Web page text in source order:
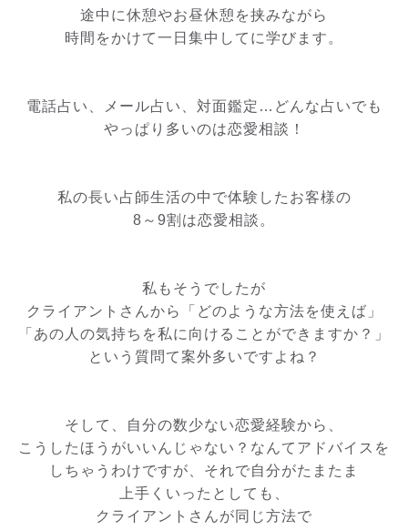
途中に休憩やお昼休憩を挟みながら
時間をかけて一日集中してに学びます。
電話占い、メール占い、対面鑑定…どんな占いでも
やっぱり多いのは恋愛相談！
私の長い占師生活の中で体験したお客様の
8～9割は恋愛相談。
私もそうでしたが
クライアントさんから「どのような方法を使えば」
「あの人の気持ちを私に向けることができますか？」
という質問て案外多いですよね？
そして、自分の数少ない恋愛経験から、
こうしたほうがいいんじゃない？なんてアドバイスを
しちゃうわけですが、それで自分がたまたま
上手くいったとしても、
クライアントさんが同じ方法で